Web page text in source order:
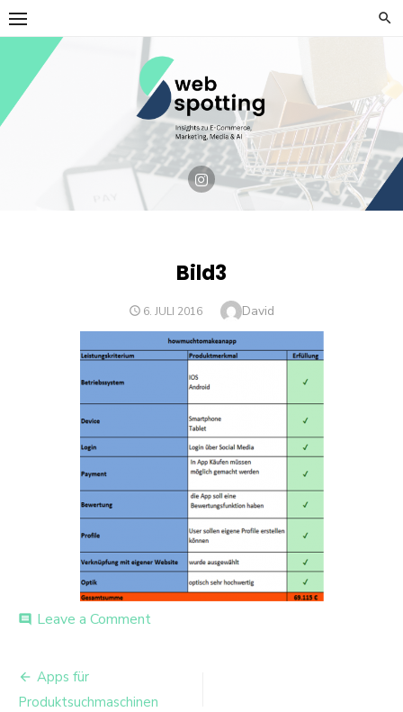
Skip
to
content
Bild3
POSTED
6. JULI 2016 Author
David
comment Leave a Commenton
Beitrags-
Navigation
Apps für
Produktsuchmaschinen